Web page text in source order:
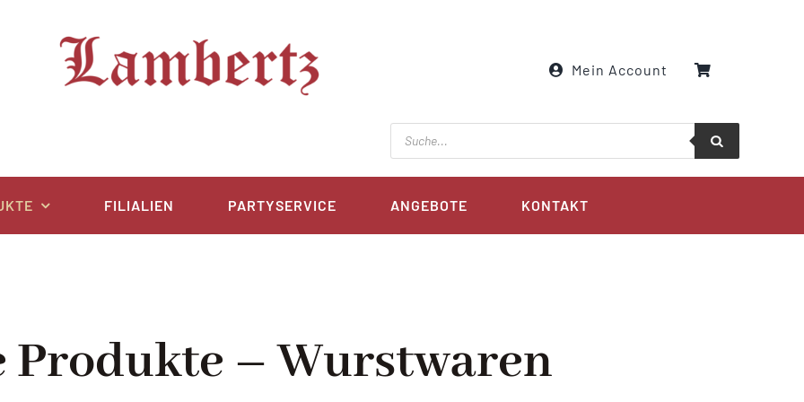
Mein Account
Products
search
FILIALIEN PARTYSERVICE ANGEBOTE KONTAKT
Produkte – Wurstwaren